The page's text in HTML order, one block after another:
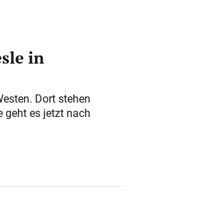
in
Dort stehen
geht es jetzt nach